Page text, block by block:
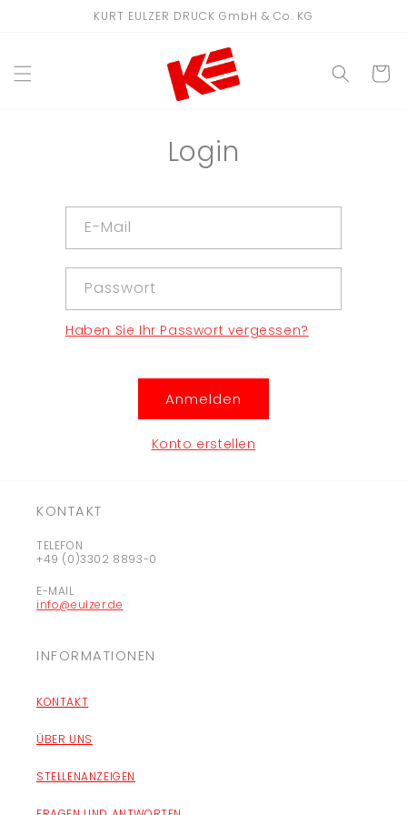
KURT EULZER DRUCK GmbH & Co. KG
Login
E-Mail
Passwort
Haben Sie Ihr Passwort vergessen?
Anmelden
Konto erstellen
KONTAKT
TELEFON
+49 (0)3302 8893-0
E-MAIL
info@eulzer.de
INFORMATIONEN
KONTAKT
ÜBER UNS
STELLENANZEIGEN